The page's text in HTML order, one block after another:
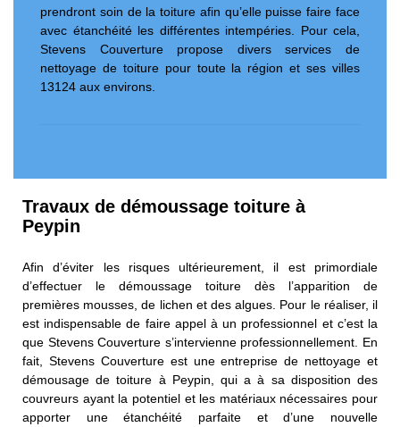
prendront soin de la toiture afin qu’elle puisse faire face
avec étanchéité les différentes intempéries. Pour cela,
Stevens Couverture propose divers services de
nettoyage de toiture pour toute la région et ses villes
13124 aux environs.
Travaux de démoussage toiture à
Peypin
Afin d’éviter les risques ultérieurement, il est primordiale
d’effectuer le démoussage toiture dès l’apparition de
premières mousses, de lichen et des algues. Pour le réaliser, il
est indispensable de faire appel à un professionnel et c’est la
que Stevens Couverture s’intervienne professionnellement. En
fait, Stevens Couverture est une entreprise de nettoyage et
démousage de toiture à Peypin, qui a à sa disposition des
couvreurs ayant la potentiel et les matériaux nécessaires pour
apporter une étanchéité parfaite et d’une nouvelle